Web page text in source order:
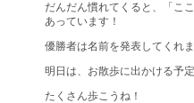
だんだん慣れてくると、「こ
あっています！
優勝者は名前を発表してくれ
明日は、お散歩に出かける予
たくさん歩こうね！